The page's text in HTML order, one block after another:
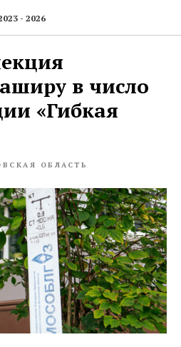
- 2026
в число
«Гибкая
ОБЛАСТЬ